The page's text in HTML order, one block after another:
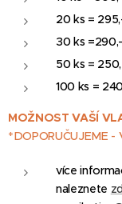
20 ks =
30 ks
50 ks =
100 ks =
MOŽNOST VAŠÍ
*DOPORUČUJEME -
více
naleznete